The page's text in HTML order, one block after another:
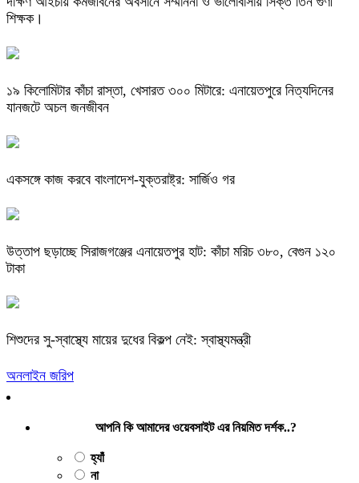
শিক্ষক।
​১৯ কিলোমিটার কাঁচা রাস্তা, খেসারত ৩০০ মিটারে: এনায়েতপুরে নিত্যদিনের
যানজটে অচল জনজীবন
একসঙ্গে কাজ করবে বাংলাদেশ-যুক্তরাষ্ট্র: সার্জিও গর
উত্তাপ ছড়াচ্ছে সিরাজগঞ্জের এনায়েতপুর হাট: কাঁচা মরিচ ৩৮০, বেগুন ১২০
টাকা
শিশুদের সু-স্বাস্থ্যে মায়ের দুধের বিকল্প নেই: স্বাস্থ্যমন্ত্রী
অনলাইন জরিপ
আপনি কি আমাদের ওয়েবসাইট এর নিয়মিত দর্শক..?
হ্যাঁ
না